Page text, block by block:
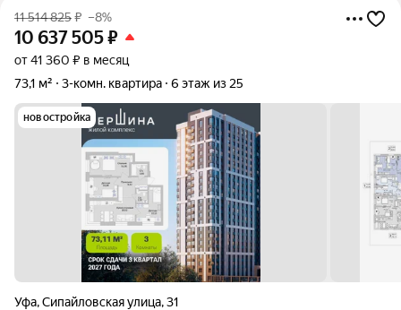
11 514 825₽ –8%
10 637 505₽
от 41 360 ₽ в месяц
73,1 м²
3-комн. квартира 6 этаж из 25
новостройка
Уфа,Сипайловская улица,31